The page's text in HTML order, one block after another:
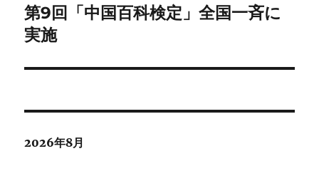
ゲ
ー
シ
次
の
稿:
第9回「中国百科検定」全国一斉に
実施
2026年8月